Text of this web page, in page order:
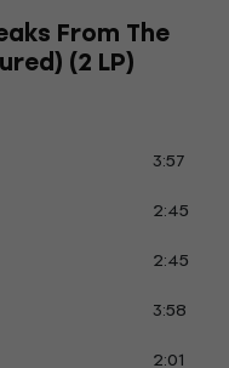
From The
(2 LP)
3:57
2:45
2:45
3:58
2:01